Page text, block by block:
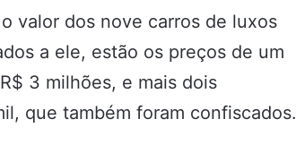
valor dos nove carros de luxos
a ele, estão os preços de um
3 milhões, e mais dois
que também foram confiscados.